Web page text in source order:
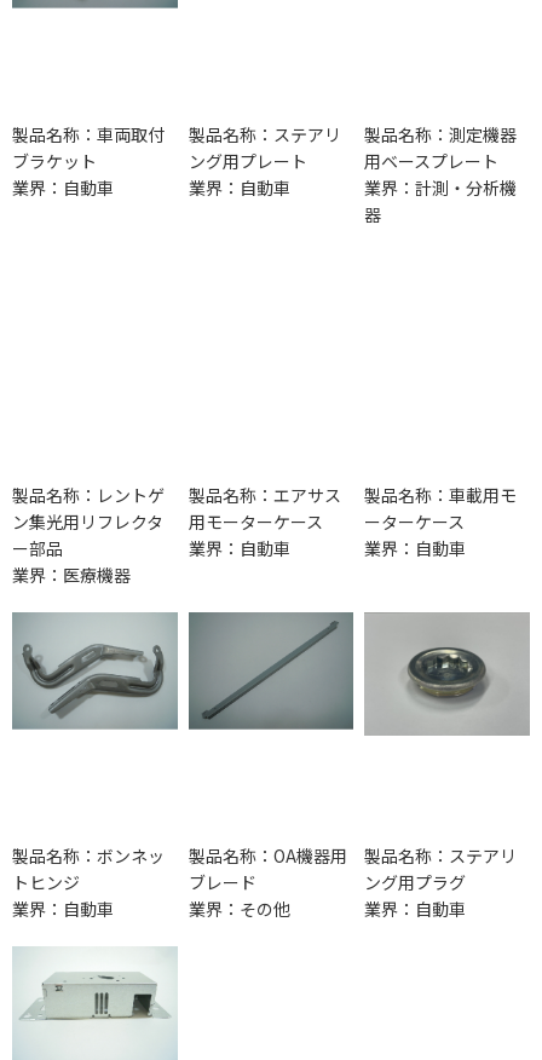
製品名称：車両取付
ブラケット
業界：自動車
製品名称：ステアリ
ング用プレート
業界：自動車
製品名称：測定機器
用ベースプレート
業界：計測・分析機
器
製品名称：レントゲ
ン集光用リフレクタ
ー部品
業界：医療機器
製品名称：エアサス
用モーターケース
業界：自動車
製品名称：車載用モ
ーターケース
業界：自動車
製品名称：ボンネッ
トヒンジ
業界：自動車
製品名称：OA機器用
ブレード
業界：その他
製品名称：ステアリ
ング用プラグ
業界：自動車